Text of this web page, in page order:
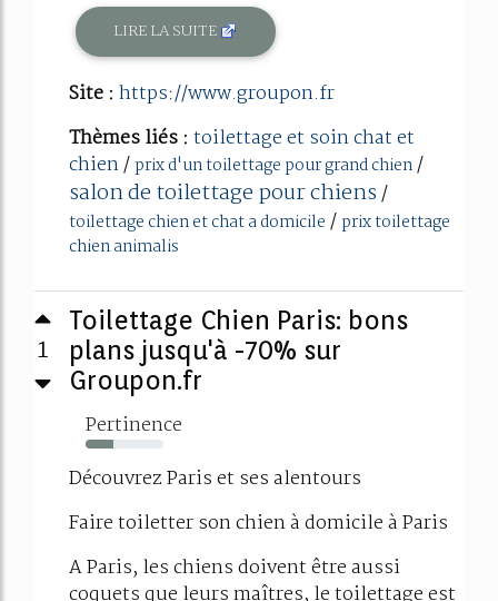
LIRE LA SUITE
Site : https://www.groupon.fr
Thèmes liés : toilettage et soin chat et
chien/ prix d'un toilettage pour grand chien/
salon de toilettage pour chiens/
toilettage chien et chat a domicile / prix toilettage
chien animalis
1
Toilettage Chien Paris: bons
plans jusqu'à -70% sur
Groupon.fr
Pertinence
36%
Découvrez Paris et ses alentours
Faire toiletter son chien à domicile à Paris
A Paris, les chiens doivent être aussi